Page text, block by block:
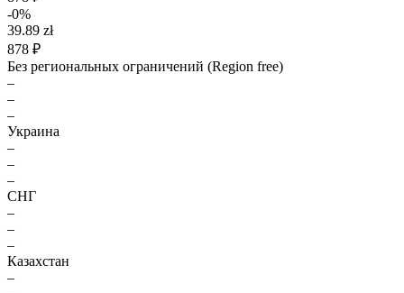
-0%
39.89 zł
878 ₽
Без региональных ограничений (Region free)
–
–
–
Украина
–
–
–
СНГ
–
–
–
Казахстан
–